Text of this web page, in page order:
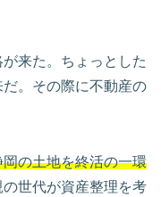
来た。ちょっとした
。その際に不動産の
岡の土地を終活の一環
世代が資産整理を考